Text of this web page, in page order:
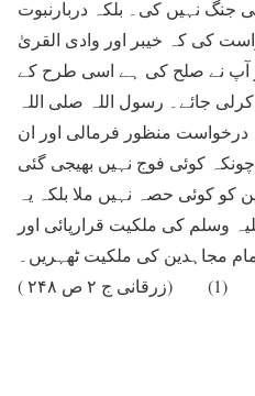
جنگ نہیں کی۔ بلکہ دربارنبوت
کی کہ خیبر اور وادی القریٰ
نے صلح کی ہے اسی طرح کے
جائے۔ رسول اللہ صلی اللہ
درخواست منظور فرمالی اور ان
کوئی فوج نہیں بھیجی گئی
کوئی حصہ نہیں ملا بلکہ یہ
وسلم کی ملکیت قرارپائی اور
مجاہدین کی ملکیت ٹھہریں۔
(1) (زرقانی ج ۲ ص ۲۴۸ )